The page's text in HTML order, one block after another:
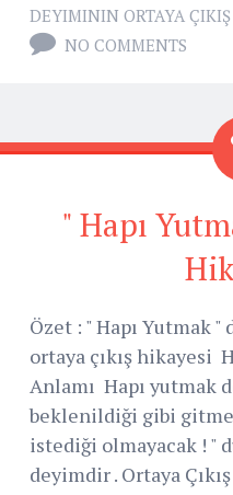
DEYIMININ ORTAYA
NO COMMENTS
" Hapı
Özet : " Hapı Yutmak
ortaya çıkış hikayesi
Anlamı Hapı
beklenildiği gibi
istediği olmayacak ! "
deyimdir . Ortaya